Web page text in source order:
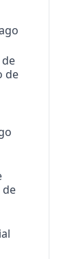
de
de